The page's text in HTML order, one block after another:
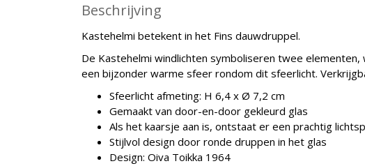
Beschrijving
Kastehelmi betekent in het Fins dauwdruppel.
De Kastehelmi windlichten symboliseren twee
een bijzonder warme sfeer rondom dit sfeerlicht.
Sfeerlicht afmeting: H 6,4 x Ø 7,2 cm
Gemaakt van door-en-door gekleurd glas
Als het kaarsje aan is, ontstaat er een prachtig
Stijlvol design door ronde druppen in het glas
Design: Oiva Toikka 1964